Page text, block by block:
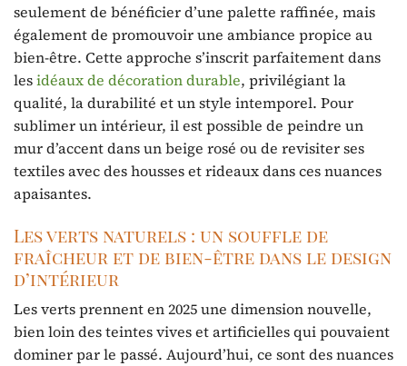
seulement de bénéficier d’une palette raffinée, mais
également de promouvoir une ambiance propice au
bien-être. Cette approche s’inscrit parfaitement dans
lesidéaux de décoration durable, privilégiant la
qualité, la durabilité et un style intemporel. Pour
sublimer un intérieur, il est possible de peindre un
mur d’accent dans un beige rosé ou de revisiter ses
textiles avec des housses et rideaux dans ces nuances
apaisantes.
Les verts naturels : un souffle de
fraîcheur et de bien-être dans le design
d’intérieur
Les verts prennent en 2025 une dimension nouvelle,
bien loin des teintes vives et artificielles qui pouvaient
dominer par le passé. Aujourd’hui, ce sont des nuances